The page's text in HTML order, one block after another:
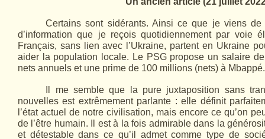
Certains sont sidérants. Ainsi ce que je viens
d’information que je reçois quotidiennement par voie
Français, sans lien avec l’Ukraine, partent en Ukraine
aider la population locale. Le PSG propose un salaire
nets annuels et une prime de 100 millions (nets) à
Il me semble que la pure juxtaposition sans
nouvelles est extrêmement parlante : elle définit
l’état actuel de notre civilisation, mais encore ce qu’on
de l’être humain. Il est à la fois admirable dans la
et détestable dans ce qu’il admet comme type de